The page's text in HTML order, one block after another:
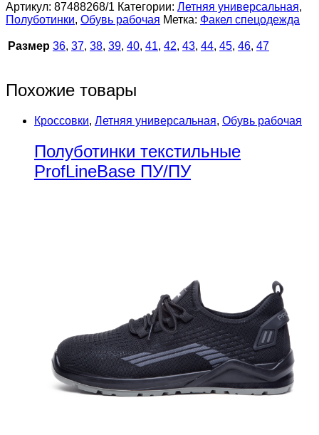
Артикул: 87488268/1 Категории: Летняя универсальная,
Полуботинки, Обувь рабочая Метка: Факел спецодежда
Размер 36, 37, 38, 39, 40, 41, 42, 43, 44, 45, 46, 47
Похожие товары
Кроссовки, Летняя универсальная, Обувь рабочая
Полуботинки текстильные
ProfLineBase ПУ/ПУ